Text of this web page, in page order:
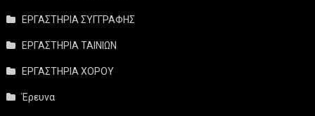
ΕΡΓΑΣΤΗΡΙΑ ΣΥΓΓΡΑΦΗΣ
ΕΡΓΑΣΤΗΡΙΑ ΤΑΙΝΙΩΝ
ΕΡΓΑΣΤΗΡΙΑ ΧΟΡΟΥ
Έρευνα